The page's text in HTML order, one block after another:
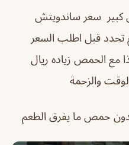
كبير سعر ساندويتش
تحدد قبل اطلب السعر
6,5ريال واذا مع الحمص زياده ريال
والزحمة
حمص ما يفرق الطعم